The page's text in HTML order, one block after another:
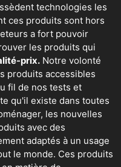
technologies les
ces produits sont hors
a fort pouvoir
les produits qui
prix. Notre volonté
produits accessibles
fil de nos tests et
qu'il existe dans toutes
, les nouvelles
avec des
adaptés à un usage
le monde. Ces produits